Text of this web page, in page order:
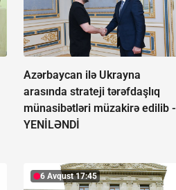
Azərbaycan ilə Ukrayna
arasında strateji tərəfdaşlıq
münasibətləri müzakirə edilib -
YENİLƏNDİ
6 Avqust 17:45